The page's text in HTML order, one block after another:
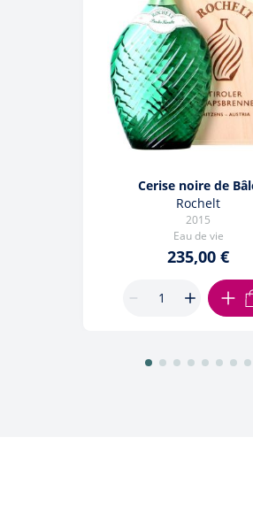
Cerise noire de
Rochelt
2015
Eau de vie
235,00 €